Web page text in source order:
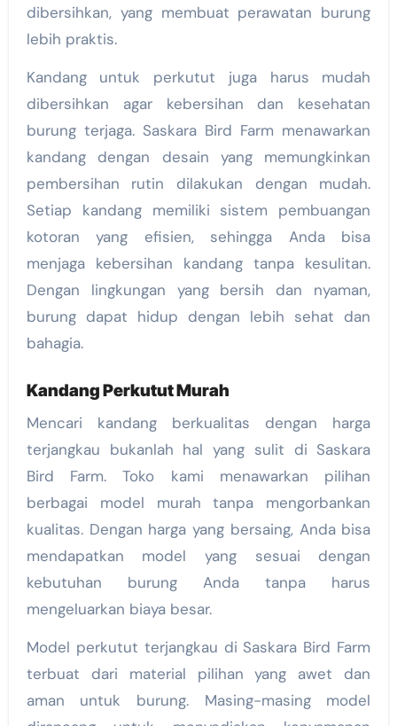
dibersihkan, yang membuat perawatan burung
lebih praktis.
Kandang untuk perkutut juga harus mudah
dibersihkan agar kebersihan dan kesehatan
burung terjaga. Saskara Bird Farm menawarkan
kandang dengan desain yang memungkinkan
pembersihan rutin dilakukan dengan mudah.
Setiap kandang memiliki sistem pembuangan
kotoran yang efisien, sehingga Anda bisa
menjaga kebersihan kandang tanpa kesulitan.
Dengan lingkungan yang bersih dan nyaman,
burung dapat hidup dengan lebih sehat dan
bahagia.
Kandang Perkutut Murah
Mencari kandang berkualitas dengan harga
terjangkau bukanlah hal yang sulit di Saskara
Bird Farm. Toko kami menawarkan pilihan
berbagai model murah tanpa mengorbankan
kualitas. Dengan harga yang bersaing, Anda bisa
mendapatkan model yang sesuai dengan
kebutuhan burung Anda tanpa harus
mengeluarkan biaya besar.
Model perkutut terjangkau di Saskara Bird Farm
terbuat dari material pilihan yang awet dan
aman untuk burung. Masing-masing model